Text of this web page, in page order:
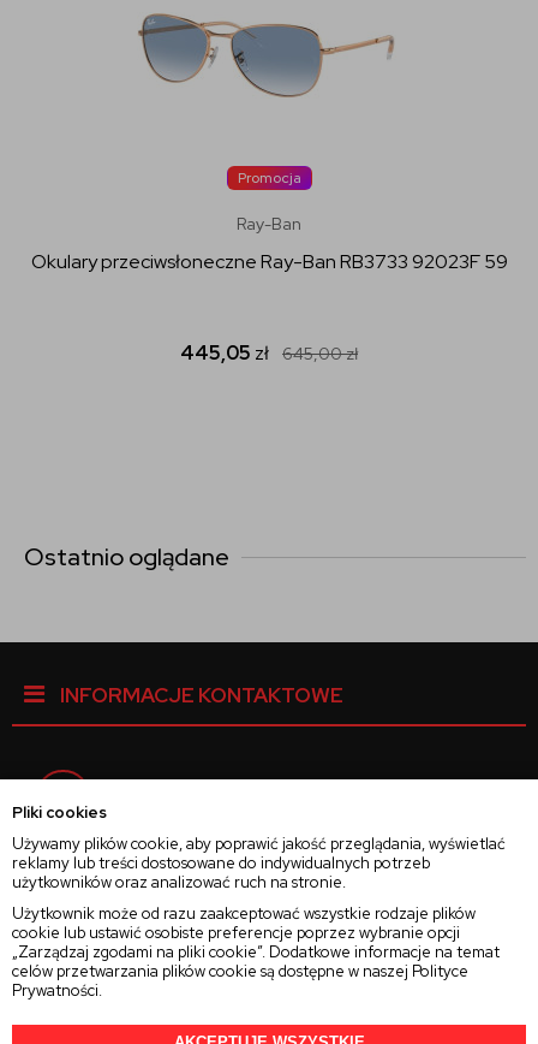
Pliki cookies
Używamy plików cookie, aby poprawić jakość przeglądania, wyświetlać
reklamy lub treści dostosowane do indywidualnych potrzeb
użytkowników oraz analizować ruch na stronie.
Użytkownik może od razu zaakceptować wszystkie rodzaje plików
cookie lub ustawić osobiste preferencje poprzez wybranie opcji
„Zarządzaj zgodami na pliki cookie”. Dodatkowe informacje na temat
celów przetwarzania plików cookie są dostępne w naszej Polityce
Prywatności.
Promocja
Ray-Ban
Okulary przeciwsłoneczne Ray-Ban RB3733 92023F 59
445,05 zł 645,00zł
Ostatnio oglądane
INFORMACJE KONTAKTOWE
Instagram
Twitter